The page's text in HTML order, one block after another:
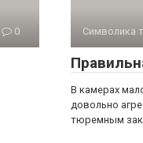
0 Символика
В камерах
довольно
тюремным